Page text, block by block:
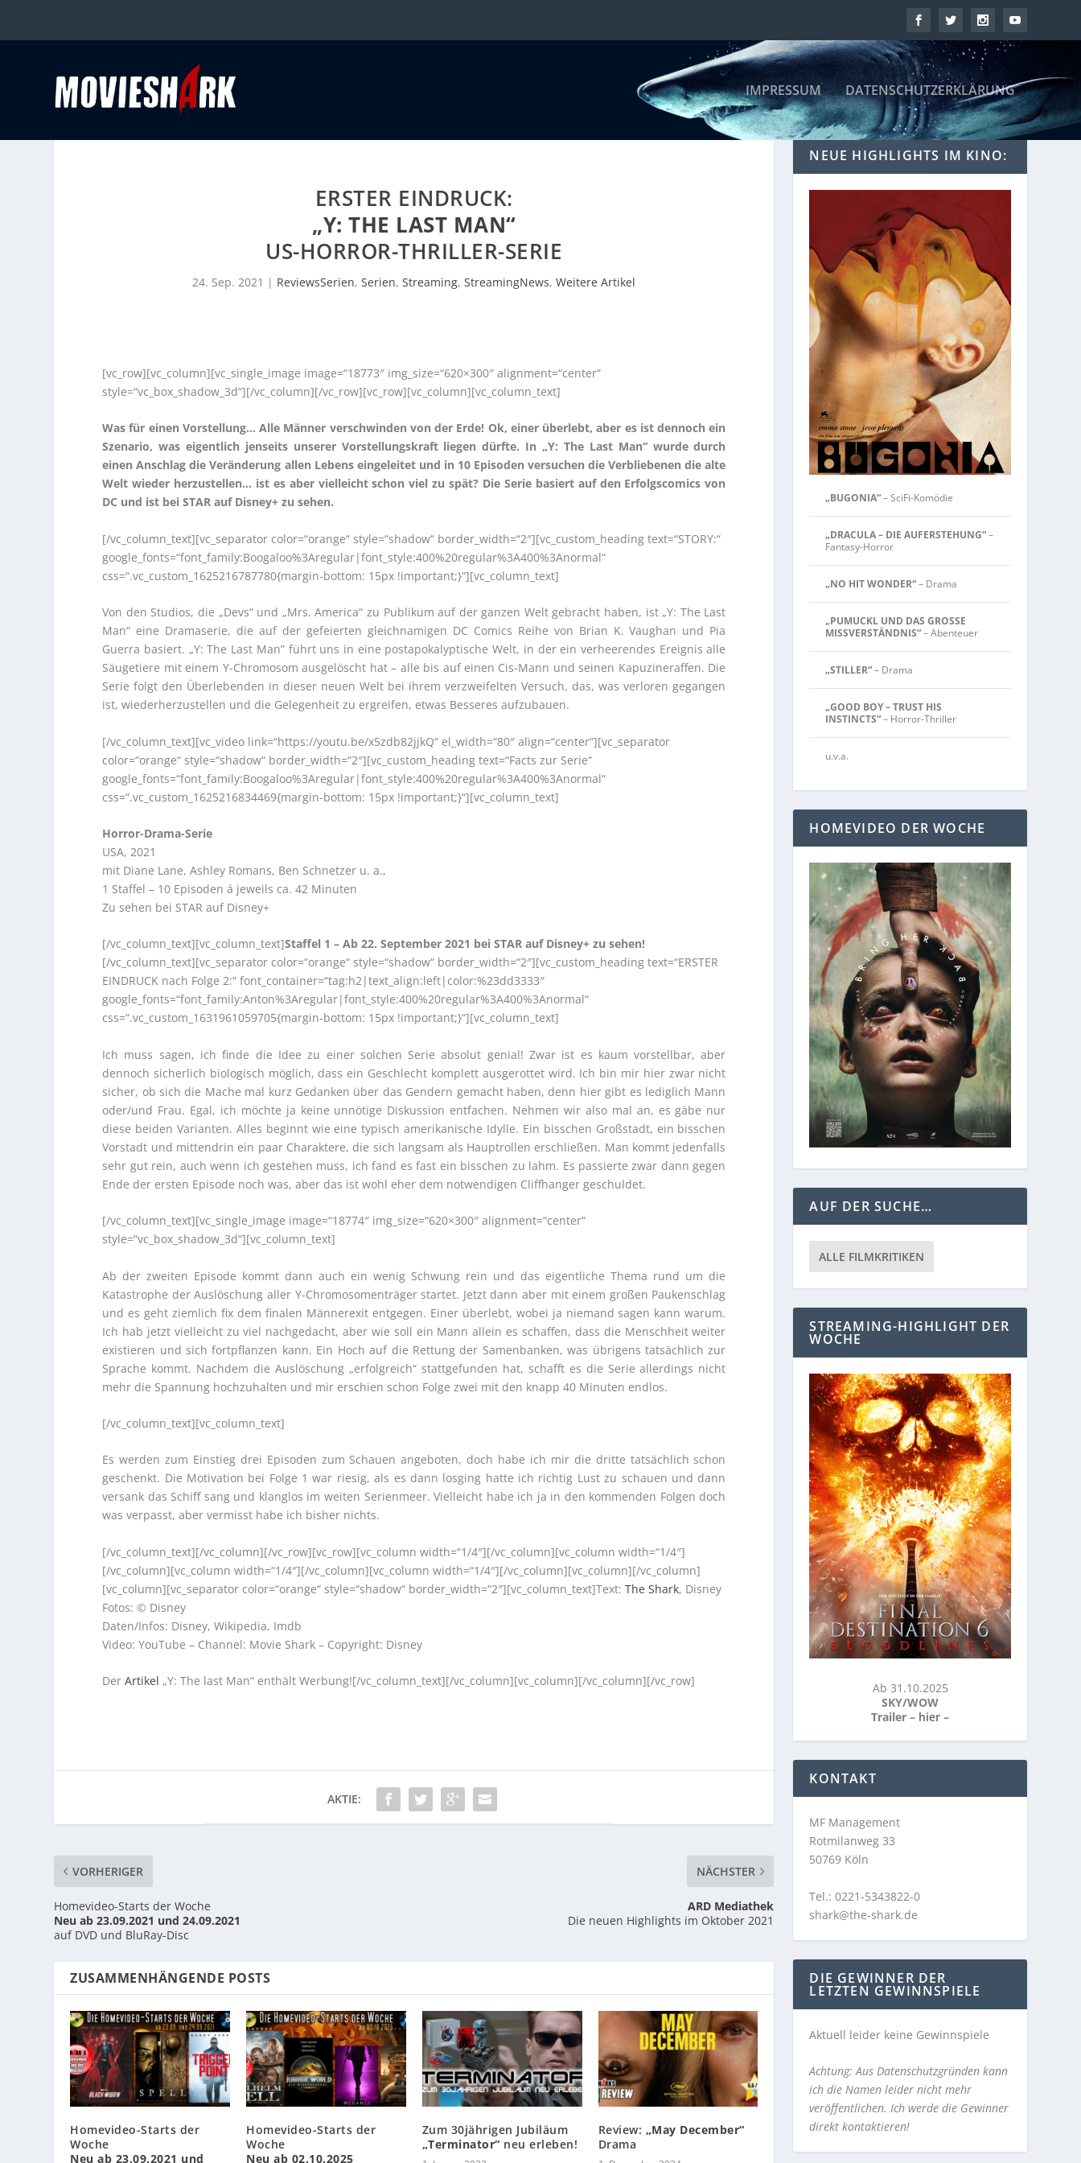
IMPRESSUM DATENSCHUTZERKLÄRUNG
ERSTER EINDRUCK:
„Y: THE LAST MAN“
US-HORROR-THRILLER-SERIE
24. Sep. 2021 | ReviewsSerien,Serien,Streaming,StreamingNews,Weitere Artikel
[vc_row][vc_column][vc_single_image image=“18773″ img_size=“620×300″ alignment=“center“
style=“vc_box_shadow_3d“][/vc_column][/vc_row][vc_row][vc_column][vc_column_text]
Was für einen Vorstellung… Alle Männer verschwinden von der Erde! Ok, einer überlebt, aber es ist dennoch ein
Szenario, was eigentlich jenseits unserer Vorstellungskraft liegen dürfte. In „Y: The Last Man“ wurde durch
einen Anschlag die Veränderung allen Lebens eingeleitet und in 10 Episoden versuchen die Verbliebenen die alte
Welt wieder herzustellen… ist es aber vielleicht schon viel zu spät? Die Serie basiert auf den Erfolgscomics von
DC und ist bei STAR auf Disney+ zu sehen.
[/vc_column_text][vc_separator color=“orange“ style=“shadow“ border_width=“2″][vc_custom_heading text=“STORY:“
google_fonts=“font_family:Boogaloo%3Aregular|font_style:400%20regular%3A400%3Anormal“
css=“.vc_custom_1625216787780{margin-bottom: 15px !important;}“][vc_column_text]
Von den Studios, die „Devs“ und „Mrs. America“ zu Publikum auf der ganzen Welt gebracht haben, ist „Y: The Last
Man“ eine Dramaserie, die auf der gefeierten gleichnamigen DC Comics Reihe von Brian K. Vaughan und Pia
Guerra basiert. „Y: The Last Man” führt uns in eine postapokalyptische Welt, in der ein verheerendes Ereignis alle
Säugetiere mit einem Y-Chromosom ausgelöscht hat – alle bis auf einen Cis-Mann und seinen Kapuzineraffen. Die
Serie folgt den Überlebenden in dieser neuen Welt bei ihrem verzweifelten Versuch, das, was verloren gegangen
ist, wiederherzustellen und die Gelegenheit zu ergreifen, etwas Besseres aufzubauen.
[/vc_column_text][vc_video link=“https://youtu.be/x5zdb82jjkQ“ el_width=“80″ align=“center“][vc_separator
color=“orange“ style=“shadow“ border_width=“2″][vc_custom_heading text=“Facts zur Serie“
google_fonts=“font_family:Boogaloo%3Aregular|font_style:400%20regular%3A400%3Anormal“
css=“.vc_custom_1625216834469{margin-bottom: 15px !important;}“][vc_column_text]
Horror-Drama-Serie
USA, 2021
mit Diane Lane, Ashley Romans, Ben Schnetzer u. a.,
1 Staffel – 10 Episoden á jeweils ca. 42 Minuten
Zu sehen bei STAR auf Disney+
[/vc_column_text][vc_column_text]Staffel 1 – Ab 22. September 2021 bei STAR auf Disney+ zu sehen!
[/vc_column_text][vc_separator color=“orange“ style=“shadow“ border_width=“2″][vc_custom_heading text=“ERSTER
EINDRUCK nach Folge 2:“ font_container=“tag:h2|text_align:left|color:%23dd3333″
google_fonts=“font_family:Anton%3Aregular|font_style:400%20regular%3A400%3Anormal“
css=“.vc_custom_1631961059705{margin-bottom: 15px !important;}“][vc_column_text]
Ich muss sagen, ich finde die Idee zu einer solchen Serie absolut genial! Zwar ist es kaum vorstellbar, aber
dennoch sicherlich biologisch möglich, dass ein Geschlecht komplett ausgerottet wird. Ich bin mir hier zwar nicht
sicher, ob sich die Mache mal kurz Gedanken über das Gendern gemacht haben, denn hier gibt es lediglich Mann
oder/und Frau. Egal, ich möchte ja keine unnötige Diskussion entfachen. Nehmen wir also mal an, es gäbe nur
diese beiden Varianten. Alles beginnt wie eine typisch amerikanische Idylle. Ein bisschen Großstadt, ein bisschen
Vorstadt und mittendrin ein paar Charaktere, die sich langsam als Hauptrollen erschließen. Man kommt jedenfalls
sehr gut rein, auch wenn ich gestehen muss, ich fand es fast ein bisschen zu lahm. Es passierte zwar dann gegen
Ende der ersten Episode noch was, aber das ist wohl eher dem notwendigen Cliffhanger geschuldet.
[/vc_column_text][vc_single_image image=“18774″ img_size=“620×300″ alignment=“center“
style=“vc_box_shadow_3d“][vc_column_text]
Ab der zweiten Episode kommt dann auch ein wenig Schwung rein und das eigentliche Thema rund um die
Katastrophe der Auslöschung aller Y-Chromosomenträger startet. Jetzt dann aber mit einem großen Paukenschlag
und es geht ziemlich fix dem finalen Männerexit entgegen. Einer überlebt, wobei ja niemand sagen kann warum.
Ich hab jetzt vielleicht zu viel nachgedacht, aber wie soll ein Mann allein es schaffen, dass die Menschheit weiter
existieren und sich fortpflanzen kann. Ein Hoch auf die Rettung der Samenbanken, was übrigens tatsächlich zur
Sprache kommt. Nachdem die Auslöschung „erfolgreich“ stattgefunden hat, schafft es die Serie allerdings nicht
mehr die Spannung hochzuhalten und mir erschien schon Folge zwei mit den knapp 40 Minuten endlos.
[/vc_column_text][vc_column_text]
Es werden zum Einstieg drei Episoden zum Schauen angeboten, doch habe ich mir die dritte tatsächlich schon
geschenkt. Die Motivation bei Folge 1 war riesig, als es dann losging hatte ich richtig Lust zu schauen und dann
versank das Schiff sang und klanglos im weiten Serienmeer. Vielleicht habe ich ja in den kommenden Folgen doch
was verpasst, aber vermisst habe ich bisher nichts.
[/vc_column_text][/vc_column][/vc_row][vc_row][vc_column width=“1/4″][/vc_column][vc_column width=“1/4″]
[/vc_column][vc_column width=“1/4″][/vc_column][vc_column width=“1/4″][/vc_column][vc_column][/vc_column]
[vc_column][vc_separator color=“orange“ style=“shadow“ border_width=“2″][vc_column_text]Text:The Shark, Disney
Fotos: © Disney
Daten/Infos: Disney, Wikipedia, Imdb
Video: YouTube – Channel: Movie Shark – Copyright: Disney
DerArtikel „Y: The last Man“ enthält Werbung![/vc_column_text][/vc_column][vc_column][/vc_column][/vc_row]
AKTIE:
VORHERIGER
Homevideo-Starts der Woche
Neu ab 23.09.2021 und 24.09.2021
auf DVD und BluRay-Disc
NÄCHSTER
ARD Mediathek
Die neuen Highlights im Oktober 2021
ZUSAMMENHÄNGENDE POSTS
Homevideo-Starts der
Woche
Neu ab 23.09.2021 und
Homevideo-Starts der
Woche
Neu ab 02.10.2025
Zum 30jährigen Jubiläum
„Terminator“ neu erleben!
Review: „May December“
Drama
NEUE HIGHLIGHTS IM KINO:
„BUGONIA“– SciFi-Komödie
„DRACULA – DIE AUFERSTEHUNG“–
Fantasy-Horror
„NO HIT WONDER“– Drama
„PUMUCKL UND DAS GROSSE
MISSVERSTÄNDNIS“– Abenteuer
„STILLER“– Drama
„GOOD BOY – TRUST HIS
INSTINCTS“– Horror-Thriller
u.v.a.
HOMEVIDEO DER WOCHE
AUF DER SUCHE…
ALLE FILMKRITIKEN
STREAMING-HIGHLIGHT DER
WOCHE
Ab 31.10.2025
SKY/WOW
Trailer – hier–
KONTAKT
MF Management
Rotmilanweg 33
50769 Köln
Tel.: 0221-5343822-0
shark@the-shark.de
DIE GEWINNER DER
LETZTEN GEWINNSPIELE
Aktuell leider keine Gewinnspiele
Achtung: Aus Datenschutzgründen kann
ich die Namen leider nicht mehr
veröffentlichen. Ich werde die Gewinner
direkt kontaktieren!